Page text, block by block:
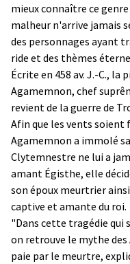
mieux connaître ce
malheur n'arrive jamais
des personnages ayant
ride et des thèmes
Écrite en 458 av. J.-C., la
Agamemnon, chef
revient de la guerre de
Afin que les vents soient
Agamemnon a immolé
Clytemnestre ne lui a
amant Égisthe, elle
son époux meurtrier
captive et amante du roi.
"Dans cette tragédie qui
on retrouve le mythe des
paie par le meurtre,